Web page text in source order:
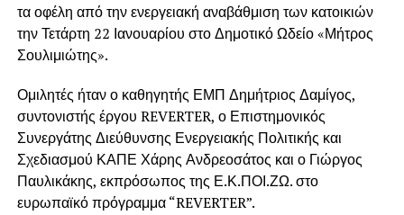
τα οφέλη από την ενεργειακή αναβάθμιση των κατοικιών
την Τετάρτη 22 Ιανουαρίου στο Δημοτικό Ωδείο «Μήτρος
Σουλιμιώτης».
Ομιλητές ήταν ο καθηγητής ΕΜΠ Δημήτριος Δαμίγος,
συντονιστής έργου REVERTER, ο Επιστημονικός
Συνεργάτης Διεύθυνσης Ενεργειακής Πολιτικής και
Σχεδιασμού ΚΑΠΕ Χάρης Ανδρεοσάτος και ο Γιώργος
Παυλικάκης, εκπρόσωπος της Ε.Κ.ΠΟΙ.ΖΩ. στο
ευρωπαϊκό πρόγραμμα “REVERTER”.